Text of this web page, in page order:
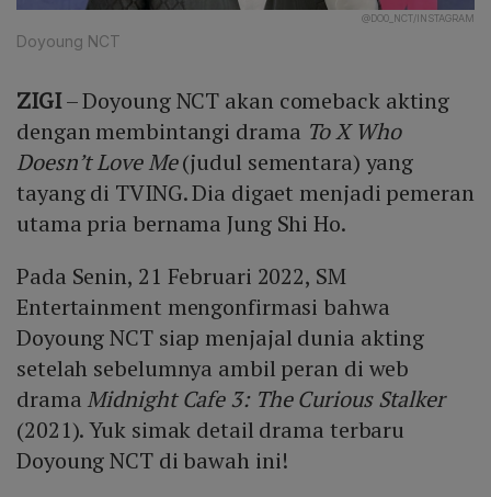
@DO0_NCT/INSTAGRAM
Doyoung NCT
ZIGI– Doyoung NCT akan comeback akting
dengan membintangi drama To X Who
Doesn’t Love Me(judul sementara) yang
tayang di TVING. Dia digaet menjadi pemeran
utama pria bernama Jung Shi Ho.
Pada Senin, 21 Februari 2022, SM
Entertainment mengonfirmasi bahwa
Doyoung NCT siap menjajal dunia akting
setelah sebelumnya ambil peran di web
drama Midnight Cafe 3: The Curious Stalker
(2021). Yuk simak detail drama terbaru
Doyoung NCT di bawah ini!